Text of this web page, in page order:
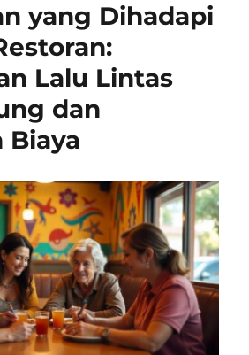
yang Dihadapi
Lalu Lintas
dan
Biaya